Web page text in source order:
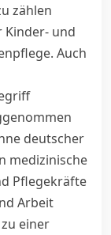
zählen
Kinder- und
Auch
deutscher
medizinische
Pflegekräfte
Arbeit
einer